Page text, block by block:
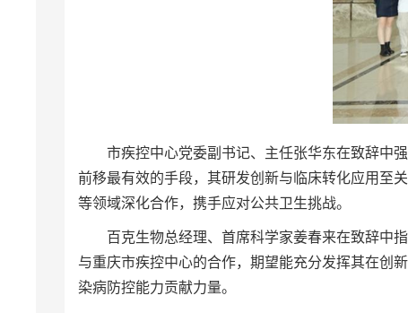
市疾控中心党委副书记、主任张华东在致辞中
前移最有效的手段，其研发创新与临床转化应用至
等领域深化合作，携手应对公共卫生挑战。
百克生物总经理、首席科学家姜春来在致辞中
与重庆市疾控中心的合作，期望能充分发挥其在创
染病防控能力贡献力量。